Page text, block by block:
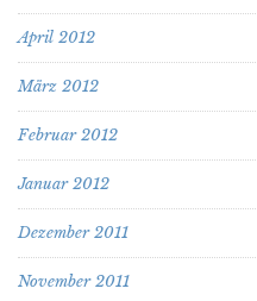
April 2012
März 2012
Februar 2012
Januar 2012
Dezember 2011
November 2011